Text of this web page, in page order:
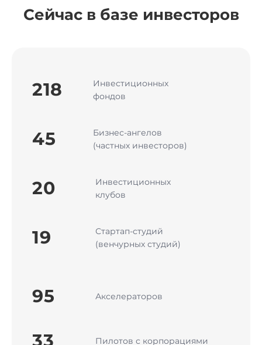
Сейчас в базе инвесторов
218
Инвестиционных
фондов
45
Бизнес-ангелов
(частных инвесторов)
20
Инвестиционных
клубов
19
Стартап-студий
(венчурных студий)
95 Акселераторов
33 Пилотов с корпорациями